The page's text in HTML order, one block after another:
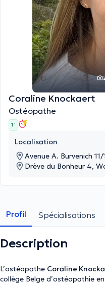
Coraline Knockaert
Ostéopathe
1 '
Localisation
Avenue A. Burvenich
Drève du Bonheur 4,
Profil Spécialisations
Description
L’ostéopathe Coraline
collège Belge d’ostéopathie